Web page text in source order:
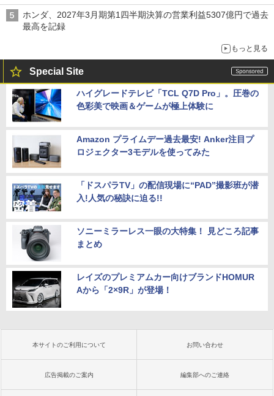
ホンダ、2027年3月期第1四半期決算の営業利益5307億円で過去
最高を記録
もっと見る
Special Site
ハイグレードテレビ「TCL Q7D Pro」。圧巻の
色彩美で映画＆ゲームが極上体験に
Amazon プライムデー過去最安! Anker注目プ
ロジェクター3モデルを使ってみた
「ドスパラTV」の配信現場に“PAD”撮影班が潜
入!人気の秘訣に迫る!!
ソニーミラーレス一眼の大特集！ 見どころ記事
まとめ
レイズのプレミアムカー向けブランドHOMUR
Aから「2×9R」が登場！
本サイトのご利用について お問い合わせ
広告掲載のご案内 編集部へのご連絡